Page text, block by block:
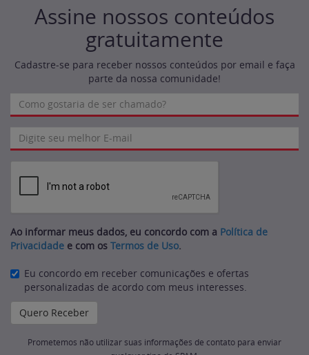
Assine nossos conteúdos
gratuitamente
Cadastre-se para receber nossos conteúdos por email e faça
parte da nossa comunidade!
Ao informar meus dados, eu concordo com a Política de
Privacidade e com os Termos de Uso.
Eu concordo em receber comunicações e ofertas
personalizadas de acordo com meus interesses.
Prometemos não utilizar suas informações de contato para enviar